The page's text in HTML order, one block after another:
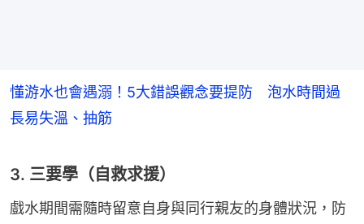
懂游水也會遇溺！5大錯誤觀念要提防 泡水時間過
長易失溫、抽筋
3. 三要學（自救求援）
戲水期間需隨時留意自身與同行親友的身體狀況，防